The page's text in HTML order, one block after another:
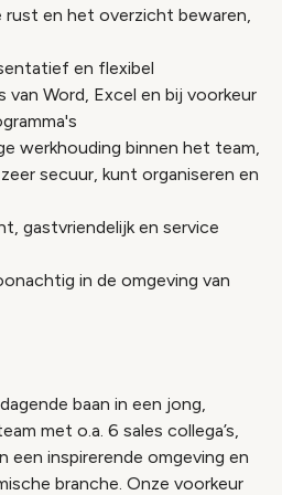
en het overzicht bewaren,
en flexibel
van Word, Excel en bij voorkeur
werkhouding binnen het team,
secuur, kunt organiseren en
gastvriendelijk en service
in de omgeving van
baan in een jong,
met o.a. 6 sales collega’s,
een inspirerende omgeving en
branche. Onze voorkeur